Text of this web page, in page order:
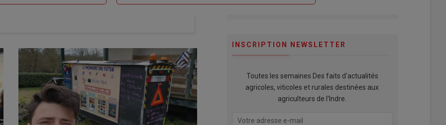
INSCRIPTION NEWSLETTER
Toutes les semaines Des faits d'actualités
agricoles, viticoles et rurales destinées aux
agriculteurs de l'Indre.